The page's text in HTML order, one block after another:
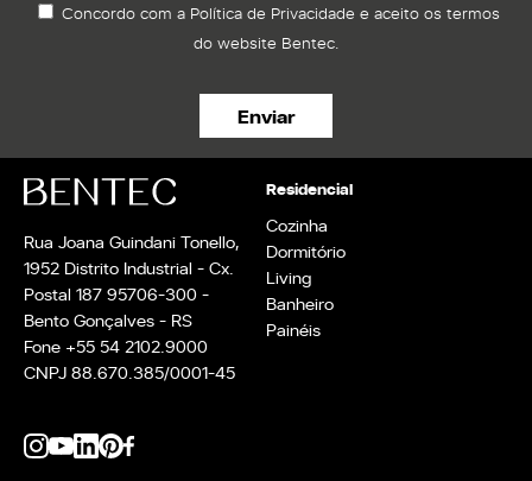
Concordo com a Política de Privacidade e aceito os termos
do website Bentec.
Rua Joana Guindani Tonello,
1952 Distrito Industrial - Cx.
Postal 187 95706-300 -
Bento Gonçalves - RS
Fone +55 54 2102.9000
CNPJ 88.670.385/0001-45
Residencial
Cozinha
Dormitório
Living
Banheiro
Painéis